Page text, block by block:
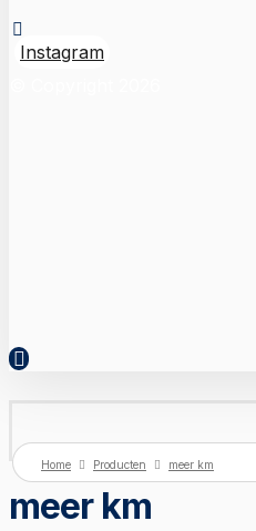
Instagram
Home Producten meer km
meer km